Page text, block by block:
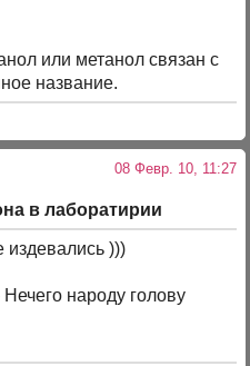
или метанол связан с
название.
08 Февр. 10, 11:27
в лаборатирии
)))
народу голову